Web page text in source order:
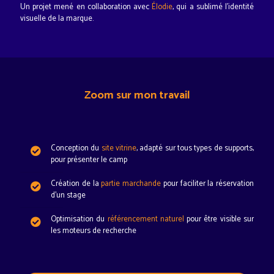
Un projet mené en collaboration avecÉlodie, qui a sublimé l’identité
visuelle de la marque.
Zoom sur mon travail
Conception du site vitrine, adapté sur tous types de supports,
pour présenter le camp
Création de lapartie marchandepour faciliter la réservation
d'un stage
Optimisation du référencement naturel pour être visible sur
les moteurs de recherche